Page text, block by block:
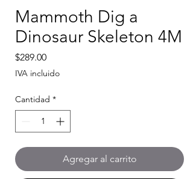
Mammoth Dig a
Dinosaur Skeleton 4M
$289.00Precio
IVA incluido
Cantidad *
Agregar al carrito